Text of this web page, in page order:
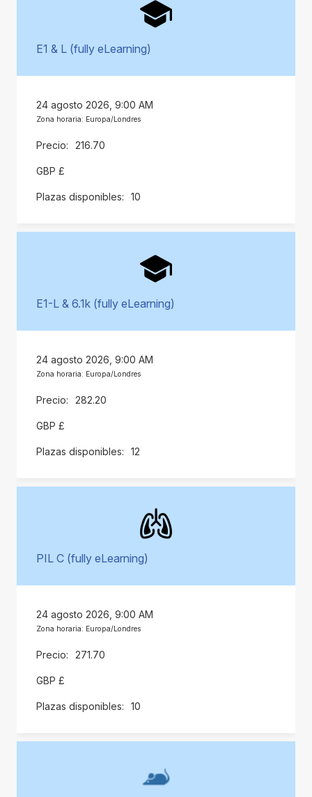
E1 & L (fully eLearning)
24 agosto 2026, 9:00 AM
Zona horaria: Europa/Londres
216.70
GBP £
10
E1-L & 6.1k (fully eLearning)
24 agosto 2026, 9:00 AM
Zona horaria: Europa/Londres
282.20
GBP £
12
PIL C (fully eLearning)
24 agosto 2026, 9:00 AM
Zona horaria: Europa/Londres
271.70
GBP £
10